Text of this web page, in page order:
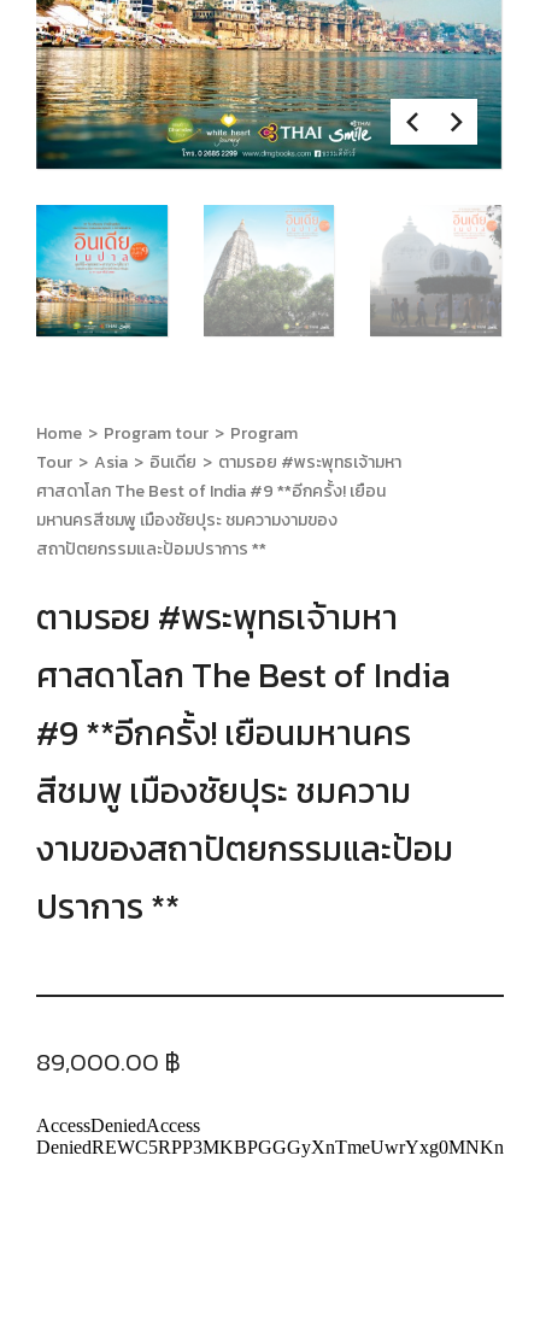
Home > Program tour > Program
Tour > Asia > อินเดีย > ตามรอย #พระพุทธเจ้ามหา
ศาสดาโลก The Best of India #9 **อีกครั้ง! เยือน
มหานครสีชมพู เมืองชัยปุระ ชมความงามของ
สถาปัตยกรรมและป้อมปราการ **
ตามรอย #พระพุทธเจ้ามหา
ศาสดาโลก The Best of India
#9 **อีกครั้ง! เยือนมหานคร
สีชมพู เมืองชัยปุระ ชมความ
งามของสถาปัตยกรรมและป้อม
ปราการ **
89,000.00 ฿